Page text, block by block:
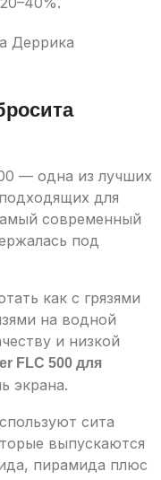
— одна из лучших
для
современный
под
как с грязями
на водной
и низкой
FLC 500 для
экрана.
сита
выпускаются
пирамида плюс